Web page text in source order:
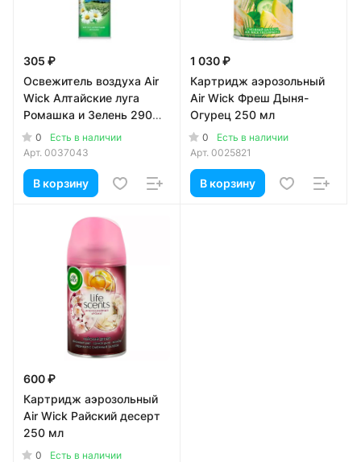
305 ₽
Освежитель воздуха Air
Wick Алтайские луга
Ромашка и Зелень 290
мл0
Есть в наличии
Арт. 0037043
В корзину
1 030 ₽
Картридж аэрозольный
Air Wick Фреш Дыня-
Огурец 250 мл
0
Есть в наличии
Арт. 0025821
В корзину
600 ₽
Картридж аэрозольный
Air Wick Райский десерт
250 мл
0
Есть в наличии